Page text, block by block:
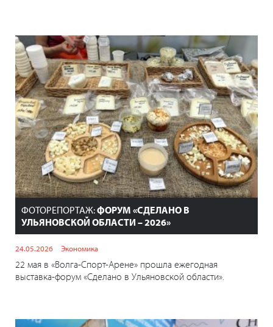
ФОТОРЕПОРТАЖ:ФОРУМ «СДЕЛАНО В
УЛЬЯНОВСКОЙ ОБЛАСТИ – 2026»
24.05.2026 Экономика
22 мая в «Волга-Спорт-Арене» прошла ежегодная
выставка-форум «Сделано в Ульяновской области».